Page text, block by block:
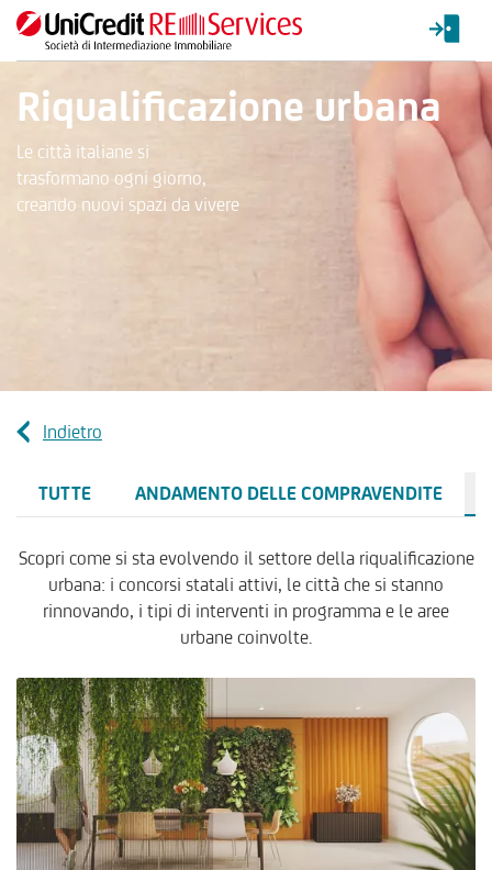
Riqualificazione urbana
Le città italiane si
trasformano ogni giorno,
creando nuovi spazi da vivere
TUTTE ANDAMENTO DELLE COMPRAVENDITE
Scopri come si sta evolvendo il settore della riqualificazione
urbana: i concorsi statali attivi, le città che si stanno
rinnovando, i tipi di interventi in programma e le aree
urbane coinvolte.